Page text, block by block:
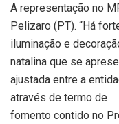
A representação no
Pelizaro (PT). “Há
iluminação e
natalina que se
ajustada entre a
através de termo de
fomento contido no